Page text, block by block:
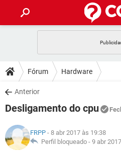
CELULAR
OUTLOOK
INSTAGRAM
GUIA DE COMPRAS
DICAS
JOGOS
INSTAGRAM
GUIA DE COMPRAS
DOWNLOADS
JOGOS
CELULAR
OUTLOOK
FÓRUM
JOGOS
CELULAR
GLOSSÁRIO
Fórum Hardware
Anterior
Desligamento do cpu
FRPP - 8 abr 2017 às 19:38
Perfil bloqueado - 9 abr